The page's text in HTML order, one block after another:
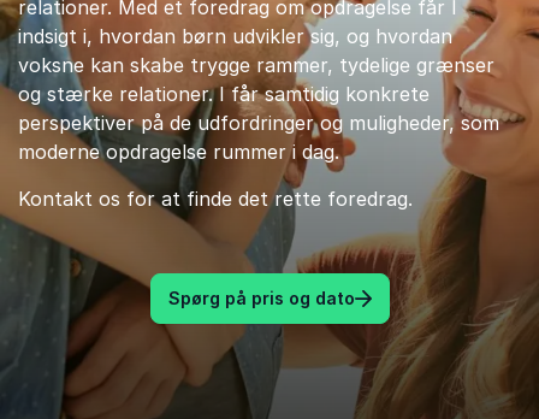
relationer. Med et foredrag om opdragelse får I
indsigt i, hvordan børn udvikler sig, og hvordan
voksne kan skabe trygge rammer, tydelige grænser
og stærke relationer. I får samtidig konkrete
perspektiver på de udfordringer og muligheder, som
moderne opdragelse rummer i dag.
Kontakt os for at finde det rette foredrag.
Spørg på pris og dato